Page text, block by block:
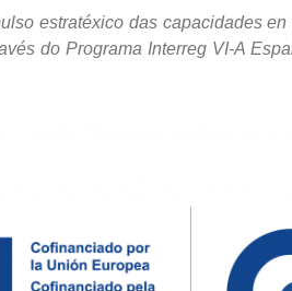
estratéxico das capacidades
do Programa Interreg VI-A